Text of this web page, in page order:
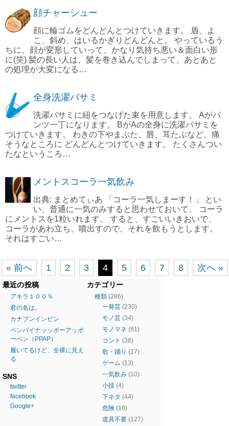
顔チャーシュー
顔に輪ゴムをどんどんとつけていきます。 盾、よ
こ、斜め、はいるかぎりどんどんと。 やっているう
ちに、顔が変形していって、かなり気持ち悪い＆面白い形
に(笑) 髪の長い人は、髪を巻き込んでしまって、あとあと
の処理が大変になる…
全身洗濯バサミ
洗濯バサミに紐をつなげた束を用意します。 Aがパ
ンツ一丁になります。 BがAの全身に洗濯バサミを
つけていきます。 わきの下やまぶた、唇、耳たぶなど、痛
そうなところに どんどんとつけていきます。 たくさんつい
たなというころ…
メントスコーラ一気飲み
出典: まとめてぃあ 「コーラ一気しまーす！」 とい
い、普通に一気のみすると思わせておいて、 コーラ
にメントスを1粒いれます。 すると、すごいいきおいで、
コーラがあわ立ち、噴出すので、それを飲もうとします。
それはすごい…
« 前へ 1 2 3 4 5 6 7 8 次へ »
最近の投稿
アキラ１００％
君の名は。
カナブンインビン
ペンパイナッッポーアッポ
ーペン（PPAP）
履いてるけど、全裸に見え
る
SNS
twitter
facebook
Google+
カテゴリー
種類 (286)
一発芸 (230)
モノ芸 (34)
モノマネ (81)
コント (38)
歌・踊り (17)
ゲーム (13)
一気飲み (10)
小技 (4)
下ネタ (44)
危険 (19)
道具不要 (127)